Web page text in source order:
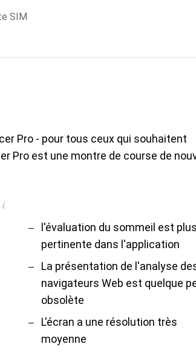
SIM
Pro - pour tous ceux qui souhaitent
Pro est une montre de course de
i
l'évaluation du sommeil est plus
pertinente dans l'application
La présentation de l'analyse
navigateurs Web est quelque
obsolète
L'écran a une résolution très
moyenne